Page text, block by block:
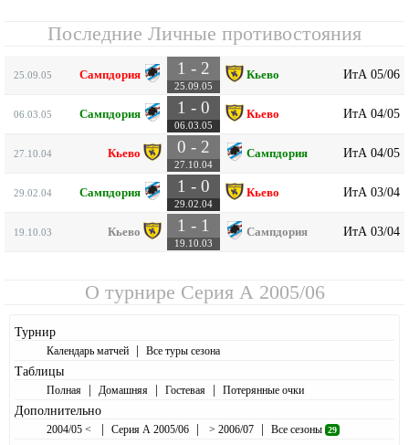
Последние Личные противостояния
25.09.05 Сампдория 1 - 2
25.09.05
Кьево ИтА 05/06
06.03.05 Сампдория 1 - 0
06.03.05
Кьево ИтА 04/05
27.10.04 Кьево 0 - 2
27.10.04
Сампдория ИтА 04/05
29.02.04 Сампдория 1 - 0
29.02.04
Кьево ИтА 03/04
19.10.03 Кьево 1 - 1
19.10.03
Сампдория ИтА 03/04
О турнире Серия А 2005/06
Турнир
Календарь матчей | Все туры сезона
Таблицы
Полная | Домашняя | Гостевая | Потерянные очки
Дополнительно
2004/05 < | Серия А 2005/06 | > 2006/07 | Все сезоны 29